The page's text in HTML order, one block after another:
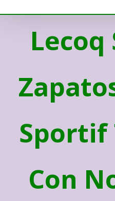
Sportif
Con